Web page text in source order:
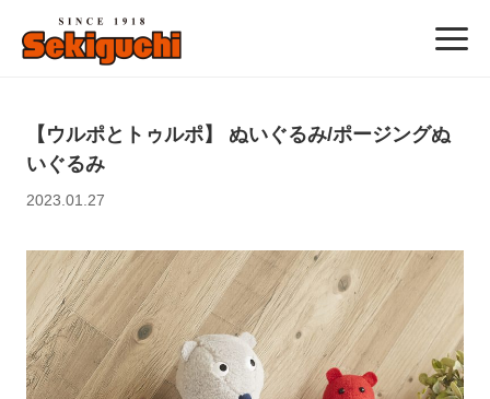
【ウルポとトゥルポ】 ぬいぐるみ/ポージングぬ
いぐるみ
2023.01.27